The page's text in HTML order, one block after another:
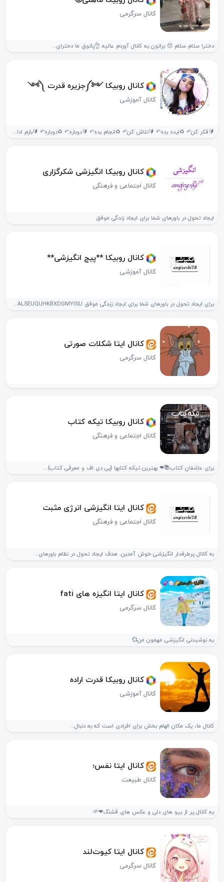
کانال سرگرمی
دخترا سلام سلام 😚 براتون یه کانال آوردم عالیه 👌پاتوق ما دخترای...
کانال روبیکا ༺༽جزیره قدرت ༼༻
کانال آموزشی
🔰فکر کن↶ ♻️ایده بده↶ 🔰تلاش کن↶ ♻️انجام بده↶ 🔰دوباره↶ ♻️دوباره↶ 🔰بازم ادامه...
کانال روبیکا انگیزشی شکرگزاری
کانال اجتماعی و فرهنگی
ایجاد تحول در باورهای شما برای ایجاد زندگی موفق
کانال روبیکا **پیج انگیزشی**
کانال آموزشی
برای ایجاد تحول در باورهای شما برای ایجاد زندگی موفق https://rubika.ir/joinc/CBFAHCJD0XEBXAALSEUQUHKBXDGMYISU
کانال ایتا شکلات صورتی
کانال سرگرمی
کانال روبیکا تیکه کتاب
کانال اجتماعی و فرهنگی
برای عاشقانِ کتاب📚❤ بهترین تیکه کتابها {پی دی اف و معرفی کتاب}...
کانال ایتا انگیزشی انرژی مثبت
کانال اجتماعی و فرهنگی
به کانال پرطرفدار انگیزشی خوش آمدین. هدف ایجاد تحول در نظام باورهای...
کانال ایتا انگیزه های fati
کانال سرگرمی
یه نوشیدنی انگیزشی مهمون من💞
کانال روبیکا قدرت اراده
کانال آموزشی
کانال ما، یک مکان الهام بخش برای افرادی است که به دنبال...
کانال ایتا نفس؛
کانال طبیعت
یه کانال پر از بیو های دلی و عکس های قشنگ❤🌱
کانال ایتا کیوت‌‌لند
کانال سرگرمی